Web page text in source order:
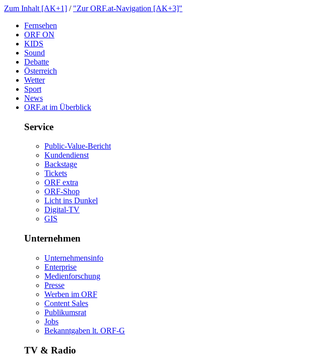
ZumInhalt[AK+1] / "ZurORF.at-Navigation[AK+3]"
Fernsehen
ORFON
KIDS
Sound
Debatte
Österreich
Wetter
Sport
News
ORF.atimÜberblick
Service
Public-Value-Bericht
Kundendienst
Backstage
Tickets
ORFextra
ORF-Shop
LichtinsDunkel
Digital-TV
GIS
Unternehmen
Unternehmensinfo
Enterprise
Medienforschung
Presse
WerbenimORF
ContentSales
Publikumsrat
Jobs
Bekanntgabenlt.ORF-G
TV&Radio